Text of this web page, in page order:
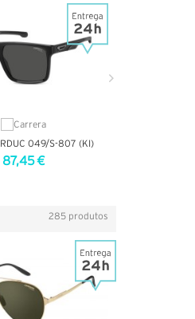
049/S-807 (KI)
87,45 €
285 produtos